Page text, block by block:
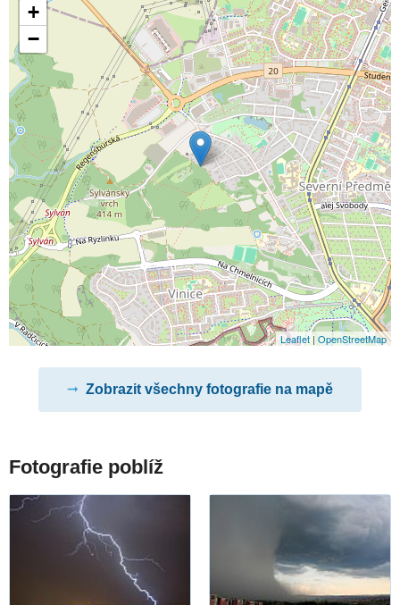
+
−
Leaflet| OpenStreetMap
Zobrazit všechny fotografie na mapě
Fotografie poblíž